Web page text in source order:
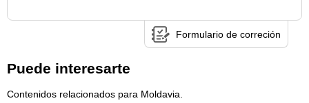
Formulario de correción
Puede interesarte
Contenidos relacionados para Moldavia.